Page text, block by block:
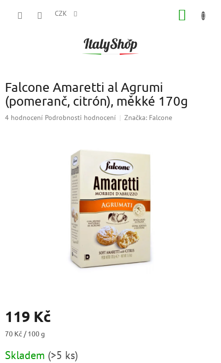
CZK
Falcone Amaretti al Agrumi
(pomeranč, citrón), měkké 170g
Průměrné
4 hodnocení Podrobnosti hodnocení Značka: Falcone
119 Kč
Měrná
70 Kč / 100 g
Skladem (>5 ks)